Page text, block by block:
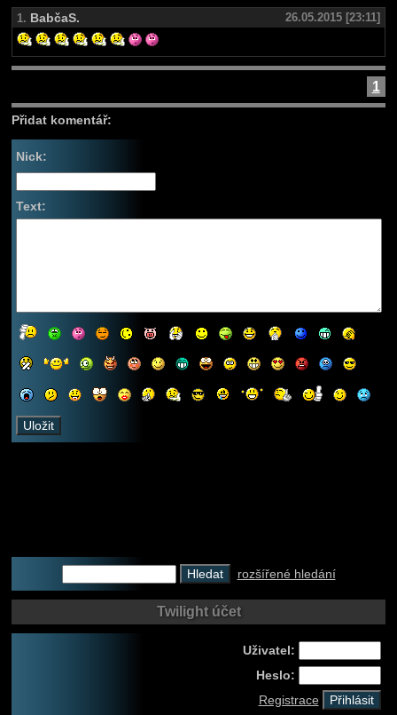
1. BabčaS. 26.05.2015 [23:11]
1
Přidat komentář:
Nick:
Text:
rozšířené hledání
Twilight účet
Uživatel:
Heslo:
Registrace